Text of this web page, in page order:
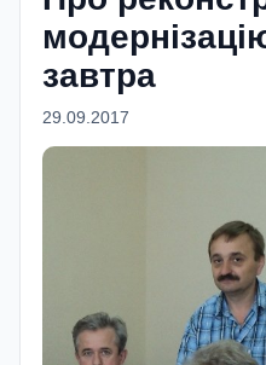
завтра
29.09.2017